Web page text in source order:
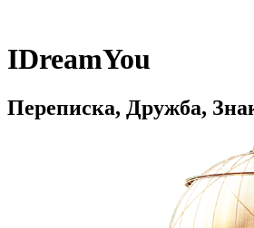
IDreamYou
Переписка, Дружба,